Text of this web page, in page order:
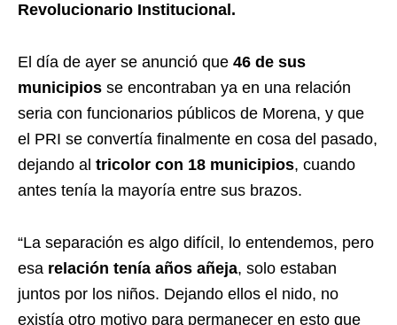
Revolucionario Institucional.
El día de ayer se anunció que 46 de sus
municipios se encontraban ya en una relación
seria con funcionarios públicos de Morena, y que
el PRI se convertía finalmente en cosa del pasado,
dejando al tricolor con 18 municipios, cuando
antes tenía la mayoría entre sus brazos.
“La separación es algo difícil, lo entendemos, pero
esa relación tenía años añeja, solo estaban
juntos por los niños. Dejando ellos el nido, no
existía otro motivo para permanecer en esto que